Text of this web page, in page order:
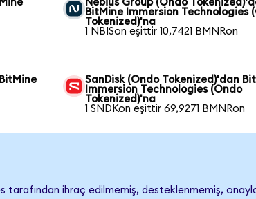
Nebius Group (Ondo
BitMine Immersion Technologies
Tokenized)'na
1 NBISon eşittir 10,7421 BMNRon
SanDisk (Ondo Tokenized)'dan
Immersion Technologies (Ondo
Tokenized)'na
1 SNDKon eşittir 69,9271 BMNRon
tarafından ihraç edilmemiş, desteklenmemiş,